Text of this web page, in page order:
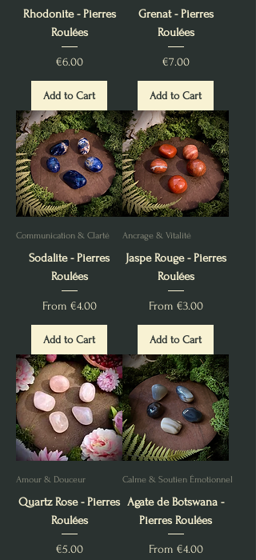
Rhodonite - Pierres
Roulées
Price
€6.00
Add to Cart
Grenat - Pierres
Roulées
Price
€7.00
Add to Cart
Communication & Clarté
Sodalite - Pierres
Roulées
From €4.00
Sale Price
Add to Cart
Ancrage & Vitalité
Jaspe Rouge - Pierres
Roulées
From €3.00
Sale Price
Add to Cart
Amour & Douceur
Quartz Rose - Pierres
Roulées
Price
€5.00
Calme & Soutien Émotionnel
Agate de Botswana -
Pierres Roulées
From €4.00
Sale Price